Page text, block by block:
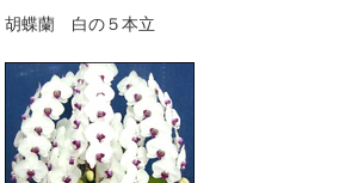
胡蝶蘭 白の５本立